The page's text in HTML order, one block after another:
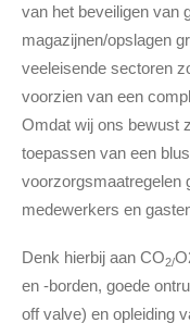
van het beveiligen van
magazijnen/opslagen
veeleisende sectoren
voorzien van een
Omdat wij ons bewust
toepassen van een
voorzorgsmaatregelen
medewerkers en
Denk hierbij aan CO2/
en -borden, goede
off valve) en opleiding